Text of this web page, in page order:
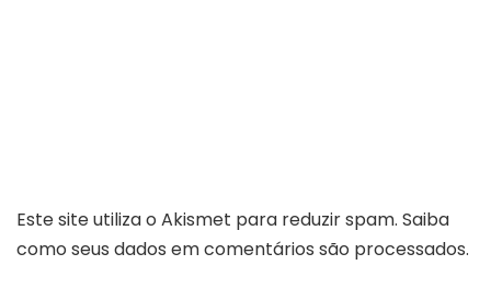
Este site utiliza o Akismet para reduzir spam. Saiba
como seus dados em comentários são processados.